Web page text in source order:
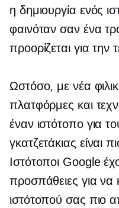
η δημιουργία ενός
φαινόταν σαν ένα
προορίζεται για την
Ωστόσο, με νέα
πλατφόρμες και
έναν ιστότοπο για
γκατζετάκιας είναι
Ιστότοποι Google
προσπάθειες για να
ιστότοπού σας πιο